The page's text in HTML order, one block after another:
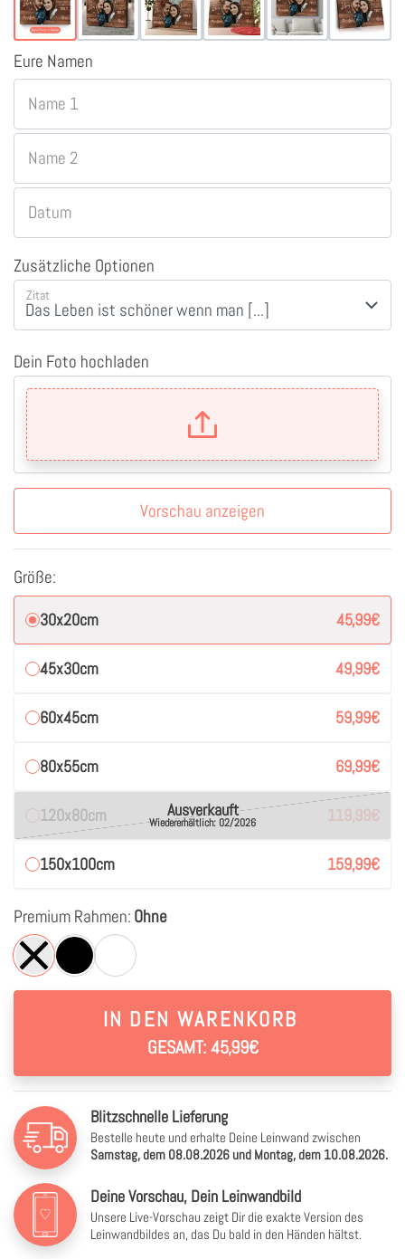
Eure Namen
Name 1
Name 2
Datum
Zusätzliche Optionen
Zitat
Dein Foto hochladen
Vorschau anzeigen
Größe:
30x20cm 45,99€
45x30cm 49,99€
60x45cm 59,99€
80x55cm 69,99€
120x80cm Ausverkauft
Wiedererhältlich: 02/2026 119,99€
150x100cm 159,99€
Premium Rahmen: Ohne
IN DEN WARENKORB
GESAMT: 45,99€
Blitzschnelle Lieferung
Bestelle heute und erhalte Deine Leinwand zwischen
Samstag, dem 08.08.2026 und Montag, dem 10.08.2026.
Deine Vorschau, Dein Leinwandbild
Unsere Live-Vorschau zeigt Dir die exakte Version des
Leinwandbildes an, das Du bald in den Händen hältst.